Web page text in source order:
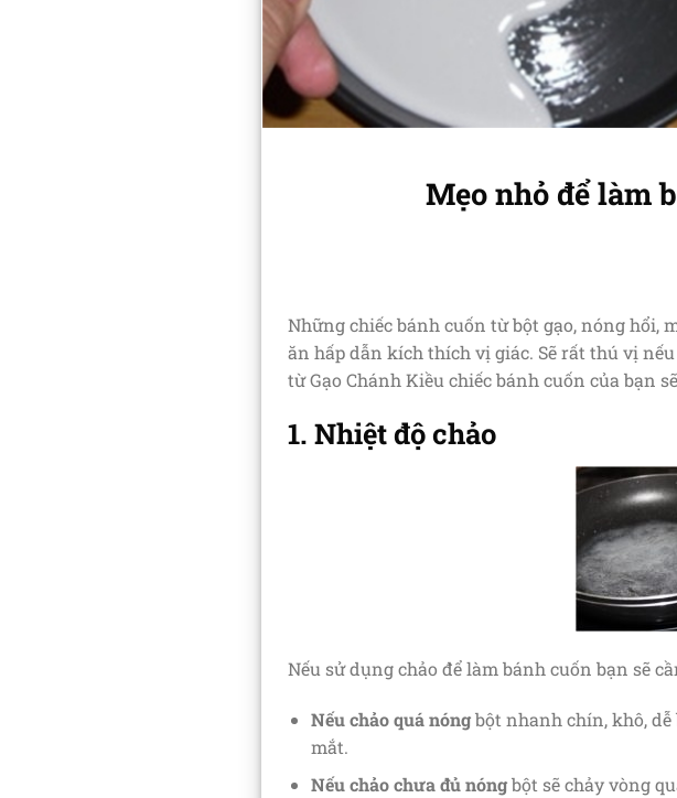
Mẹo nhỏ để làm
Những chiếc bánh cuốn từ bột gạo, nóng hổi,
ăn hấp dẫn kích thích vị giác. Sẽ rất thú vị
từ Gạo Chánh Kiều chiếc bánh cuốn của bạn
1. Nhiệt độ chảo
Nếu sử dụng chảo để làm bánh cuốn bạn sẽ
Nếu chảo quá nóngbột nhanh chín, khô, dễ
mắt.
Nếu chảo chưa đủ nóngbột sẽ chảy vòng